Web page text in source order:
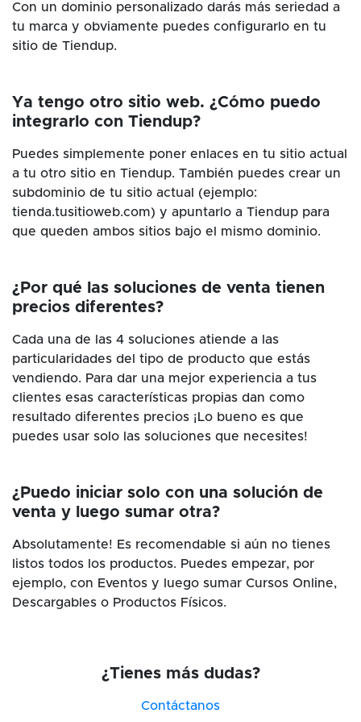
Con un dominio personalizado darás más seriedad a
tu marca y obviamente puedes configurarlo en tu
sitio de Tiendup.
Ya tengo otro sitio web. ¿Cómo puedo
integrarlo con Tiendup?
Puedes simplemente poner enlaces en tu sitio actual
a tu otro sitio en Tiendup. También puedes crear un
subdominio de tu sitio actual (ejemplo:
tienda.tusitioweb.com) y apuntarlo a Tiendup para
que queden ambos sitios bajo el mismo dominio.
¿Por qué las soluciones de venta tienen
precios diferentes?
Cada una de las 4 soluciones atiende a las
particularidades del tipo de producto que estás
vendiendo. Para dar una mejor experiencia a tus
clientes esas características propias dan como
resultado diferentes precios ¡Lo bueno es que
puedes usar solo las soluciones que necesites!
¿Puedo iniciar solo con una solución de
venta y luego sumar otra?
Absolutamente! Es recomendable si aún no tienes
listos todos los productos. Puedes empezar, por
ejemplo, con Eventos y luego sumar Cursos Online,
Descargables o Productos Físicos.
¿Tienes más dudas?
Contáctanos